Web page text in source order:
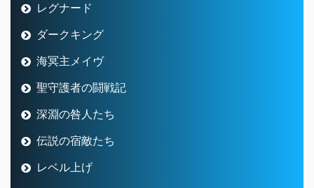
レグナード
ダークキング
海冥主メイヴ
聖守護者の闘戦記
深淵の咎人たち
伝説の宿敵たち
レベル上げ